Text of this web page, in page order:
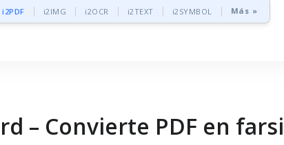
i2PDF i2IMG i2OCR i2TEXT i2SYMBOL Más »
– Convierte PDF en